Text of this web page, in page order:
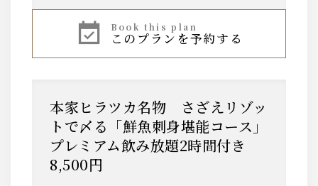
サワー＆ハイボール
烏龍ハイ
JJ
本日の葡萄香るサワー​
本日の赤 staff ask
本日の白 staff ask
book this plan
このプランを予約する
本家ヒラツカ名物 さざえリゾッ
トで〆る「鮮魚刺身堪能コース」
プレミアム飲み放題2時間付き
8,500円